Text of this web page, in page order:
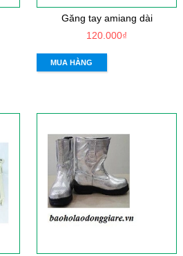
Găng tay amiang dài
120.000₫
MUA HÀNG